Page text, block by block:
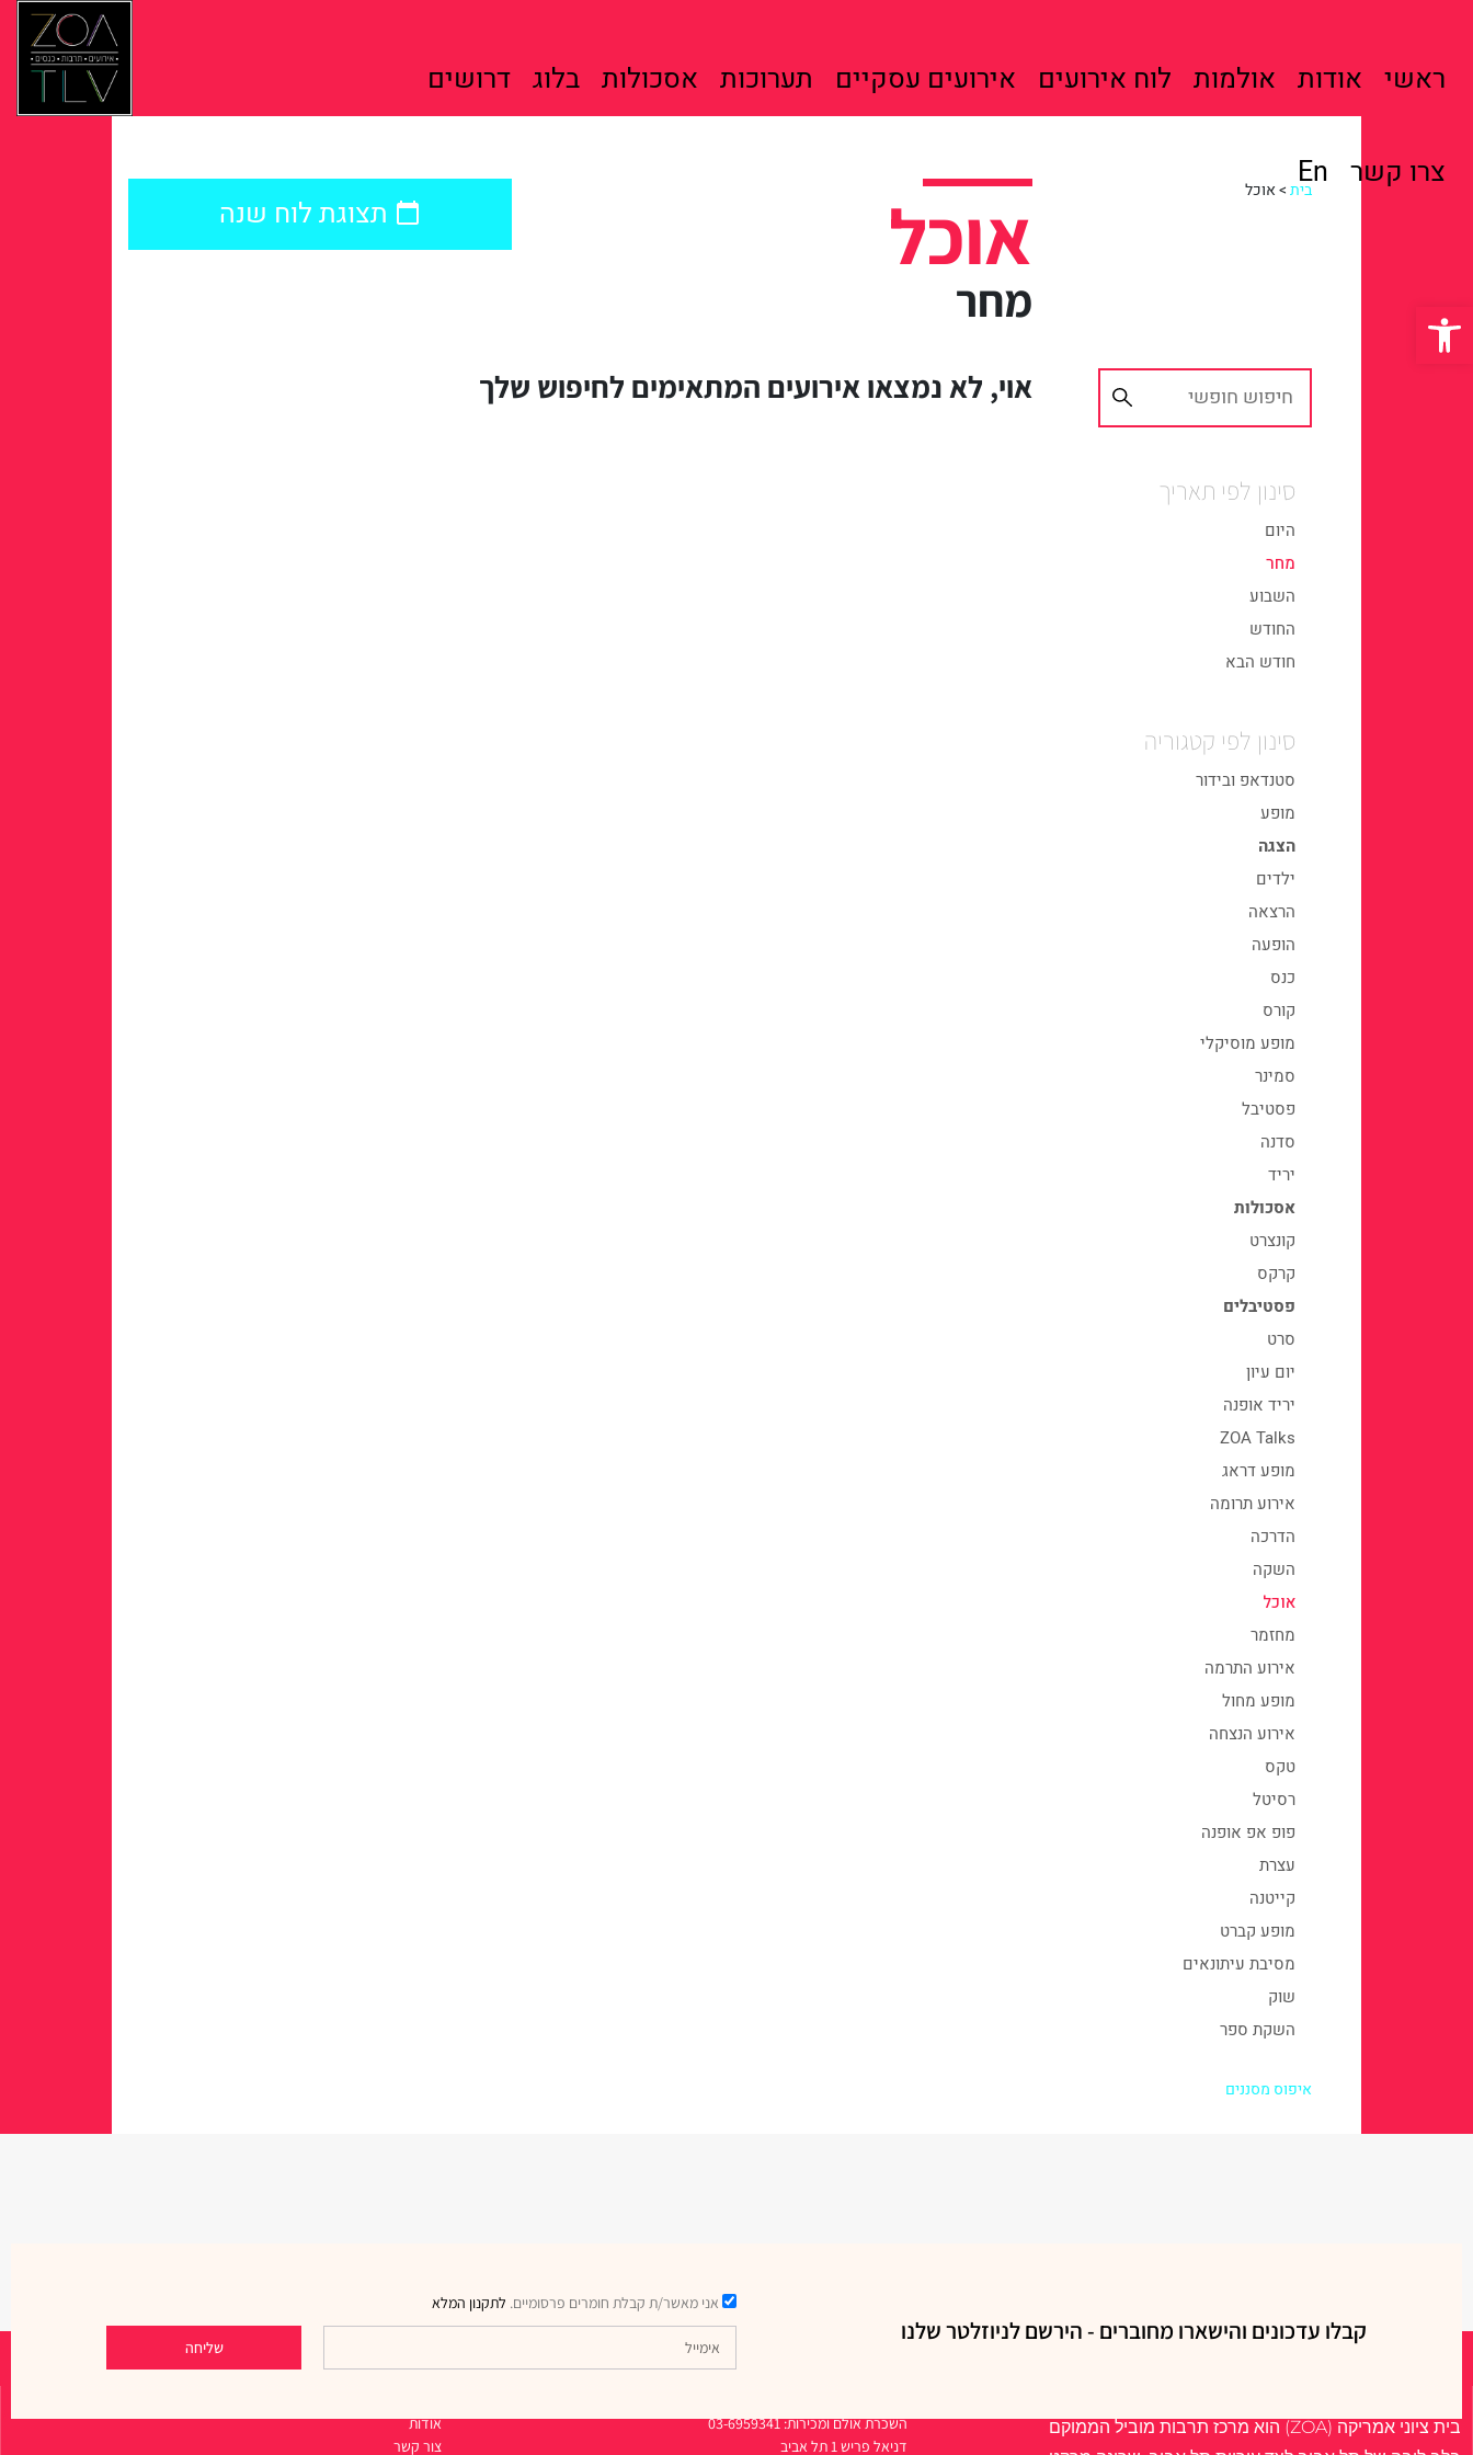
פתח סרגל נגישות
ראשי אודות אולמות לוח אירועים אירועים עסקיים תערוכות אסכולות בלוג דרושים
צרו קשר Enבית>אוכל אוכל
מחר
תצוגת לוח שנה
סינון לפי תאריך
היום
מחר
השבוע
החודש
חודש הבא
סינון לפי קטגוריה
סטנדאפ ובידור
מופע
הצגה
ילדים
הרצאה
הופעה
כנס
קורס
מופע מוסיקלי
סמינר
פסטיבל
סדנה
יריד
אסכולות
קונצרט
קרקס
פסטיבלים
סרט
יום עיון
יריד אופנה
ZOA Talks
מופע דראג
אירוע תרומה
הדרכה
השקה
אוכל
מחזמר
אירוע התרמה
מופע מחול
אירוע הנצחה
טקס
רסיטל
פופ אפ אופנה
עצרת
קייטנה
מופע קברט
מסיבת עיתונאים
שוק
השקת ספר
איפוס מסננים
אוי, לא נמצאו אירועים המתאימים לחיפוש שלך
קבלו עדכונים והישארו מחוברים - הירשם לניוזלטר שלנו
אני מאשר/ת קבלת חומרים פרסומיים. לתקנון המלא
שליחה
בית ציוני אמריקה (ZOA) הוא מרכז תרבות מוביל הממוקם
השכרת אולם ומכירות: 03-6959341
דניאל פריש 1 תל אביב
אודות
צור קשר